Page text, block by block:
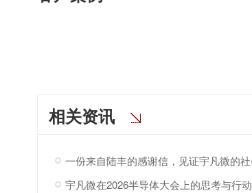
相关资讯
宇凡微在2026半导体大会上的思考与行动